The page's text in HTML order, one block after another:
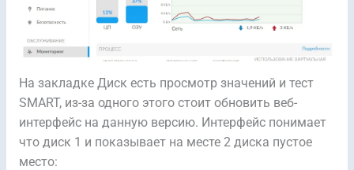
На закладке Диск есть просмотр значений и тест
SMART, из-за одного этого стоит обновить веб-
интерфейс на данную версию. Интерфейс понимает
что диск 1 и показывает на месте 2 диска пустое
место: